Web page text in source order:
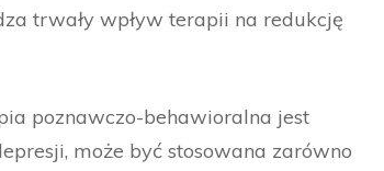
trwały wpływ terapii na redukcję
poznawczo-behawioralna jest
może być stosowana zarówno